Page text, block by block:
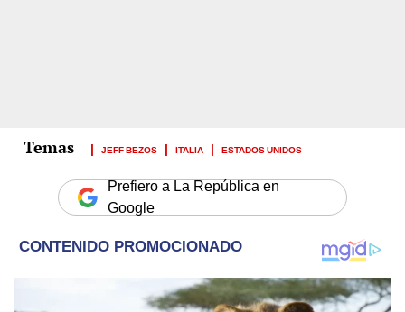
JEFF BEZOS ITALIA ESTADOS UNIDOS
Prefiero a La República en
Google